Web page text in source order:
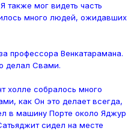
также мог видеть часть
много людей, ожидавших
профессора Венкатарамана.
делал Свами.
холле собралось много
как Он это делает всегда,
в машину Порте около Яджур
сидел на месте